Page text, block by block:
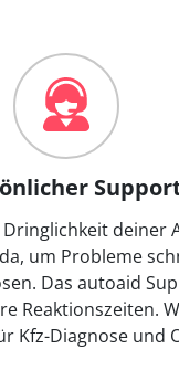
deiner
um Probleme
Das autoaid
Reaktionszeiten.
Kfz-Diagnose und